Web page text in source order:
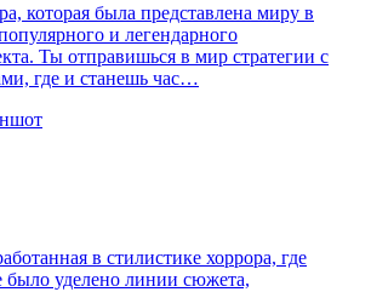
которая была представлена миру в
и легендарного
Ты отправишься в мир стратегии с
где и станешь час…
в стилистике хоррора, где
было уделено линии сюжета,